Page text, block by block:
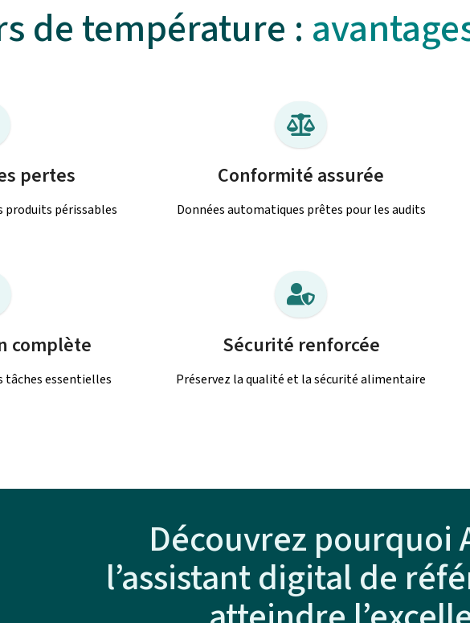
de température :
pertes
produits périssables
Conformité assurée
Données automatiques prêtes pour les audits
complète
tâches essentielles
Sécurité renforcée
Préservez la qualité et la sécurité alimentaire
Découvrez pourquoi
l’assistant digital de